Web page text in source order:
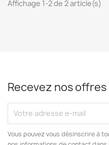
Affichage 1-2 de 2 article(s)
Recevez nos
Vous pouvez vous désinscrire à